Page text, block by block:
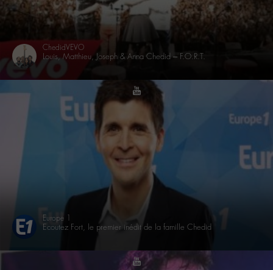
ChedidVEVO
Louis, Matthieu, Joseph & Anna Chedid – F.O.R.T.
Europe 1
Ecoutez Fort, le premier inédit de la famille Chedid
youtube
youtube